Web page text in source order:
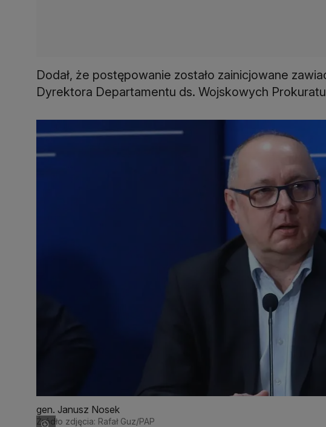
Dodał, że postępowanie zostało zainicjowane
Dyrektora Departamentu ds. Wojskowych
gen. Janusz Nosek
Źródło zdjęcia: Rafał Guz/PAP